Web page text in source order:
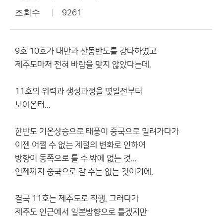
조회수 9261
9호 10호가 대만과 산동반도를 강타하였고
제주도마저 전혀 바람을 맞지 않았다는데.
11호의 위력과 생성과정을 몇일전부터
보아온터...
한반도 기온상승으로 태풍이 중국으로 밀려가다가
이젠 어쩔 수 없는 계절의 변화로 인하여
방향이 동쪽으로 틀 수 밖에 없는 것...
언제까지 중국으로 갈 수는 없는 것이기에.
결국 11호는 제주도로 직행. 그러다가
제주도 인근에서 일본방향으로 틀겠지만